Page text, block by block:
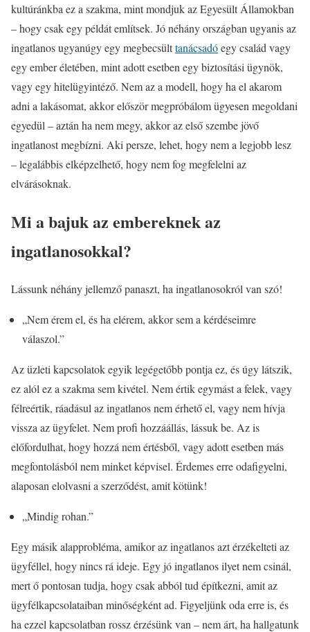
kultúránkba ez a szakma, mint mondjuk az Egyesült Államokban
– hogy csak egy példát említsek. Jó néhány országban ugyanis az
ingatlanos ugyanúgy egy megbecsülttanácsadóegy család vagy
egy ember életében, mint adott esetben egy biztosítási ügynök,
vagy egy hitelügyintéző. Nem az a modell, hogy ha el akarom
adni a lakásomat, akkor először megpróbálom ügyesen megoldani
egyedül – aztán ha nem megy, akkor az első szembe jövő
ingatlanost megbízni. Aki persze, lehet, hogy nem a legjobb lesz
– legalábbis elképzelhető, hogy nem fog megfelelni az
elvárásoknak.
Mi a bajuk az embereknek az
ingatlanosokkal?
Lássunk néhány jellemző panaszt, ha ingatlanosokról van szó!
„Nem érem el, és ha elérem, akkor sem a kérdéseimre
válaszol.”
Az üzleti kapcsolatok egyik legégetőbb pontja ez, és úgy látszik,
ez alól ez a szakma sem kivétel. Nem értik egymást a felek, vagy
félreértik, ráadásul az ingatlanos nem érhető el, vagy nem hívja
vissza az ügyfelet. Nem profi hozzáállás, lássuk be. Az is
előfordulhat, hogy hozzá nem értésből, vagy adott esetben más
megfontolásból nem minket képvisel. Érdemes erre odafigyelni,
alaposan elolvasni a szerződést, amit kötünk!
„Mindig rohan.”
Egy másik alapprobléma, amikor az ingatlanos azt érzékelteti az
ügyféllel, hogy nincs rá ideje. Egy jó ingatlanos ilyet nem csinál,
mert ő pontosan tudja, hogy csak abból tud építkezni, amit az
ügyfélkapcsolataiban minőségként ad. Figyeljünk oda erre is, és
ha ezzel kapcsolatban rossz érzésünk van – nem árt, ha hallgatunk